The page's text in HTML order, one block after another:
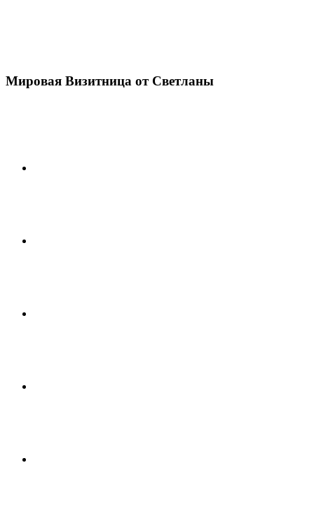
Мировая Визитница от Светланы